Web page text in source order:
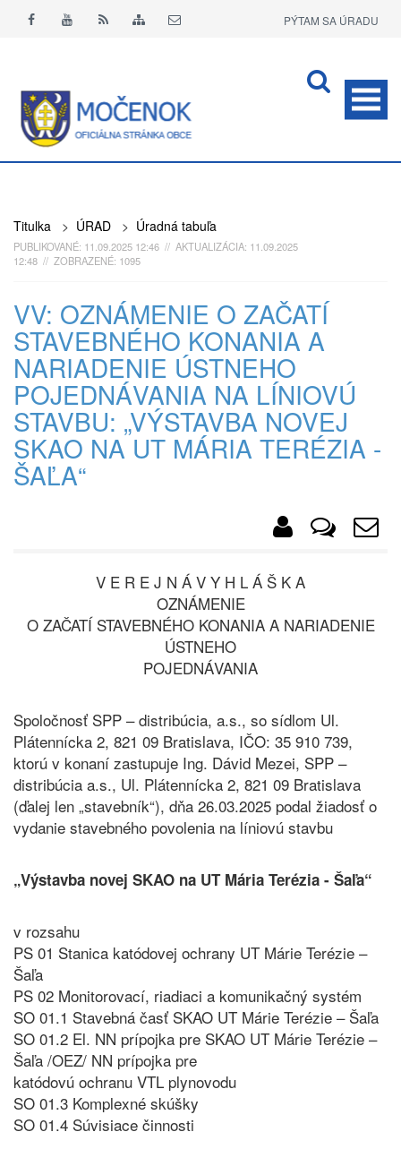
PÝTAM SA ÚRADU
Titulka > ÚRAD > Úradná tabuľa
PUBLIKOVANÉ: 11.09.2025 12:46 // AKTUALIZÁCIA: 11.09.2025
12:48 // ZOBRAZENÉ: 1095
VV: OZNÁMENIE O ZAČATÍ
STAVEBNÉHO KONANIA A
NARIADENIE ÚSTNEHO
POJEDNÁVANIA NA LÍNIOVÚ
STAVBU: „VÝSTAVBA NOVEJ
SKAO NA UT MÁRIA TERÉZIA -
ŠAĽA“
V E R E J N Á V Y H L Á Š K A
OZNÁMENIE
O ZAČATÍ STAVEBNÉHO KONANIA A NARIADENIE
ÚSTNEHO
POJEDNÁVANIA
Spoločnosť SPP – distribúcia, a.s., so sídlom Ul.
Plátennícka 2, 821 09 Bratislava, IČO: 35 910 739,
ktorú v konaní zastupuje Ing. Dávid Mezei, SPP –
distribúcia a.s., Ul. Plátennícka 2, 821 09 Bratislava
(ďalej len „stavebník“), dňa 26.03.2025 podal žiadosť o
vydanie stavebného povolenia na líniovú stavbu
„Výstavba novej SKAO na UT Mária Terézia - Šaľa“
v rozsahu
PS 01 Stanica katódovej ochrany UT Márie Terézie –
Šaľa
PS 02 Monitorovací, riadiaci a komunikačný systém
SO 01.1 Stavebná časť SKAO UT Márie Terézie – Šaľa
SO 01.2 El. NN prípojka pre SKAO UT Márie Terézie –
Šaľa /OEZ/ NN prípojka pre
katódovú ochranu VTL plynovodu
SO 01.3 Komplexné skúšky
SO 01.4 Súvisiace činnosti